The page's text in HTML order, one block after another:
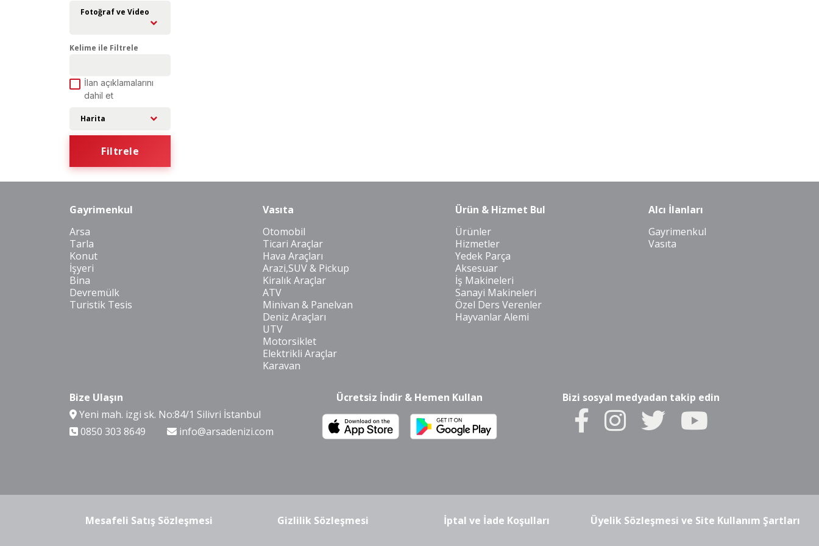
Fotoğraf ve Video
Kelime ile Filtrele
İlan açıklamalarını
dahil et
Harita
Filtrele
Gayrimenkul
Arsa
Tarla
Konut
İşyeri
Bina
Devremülk
Turistik Tesis
Vasıta
Otomobil
Ticari Araçlar
Hava Araçları
Arazi,SUV & Pickup
Kiralık Araçlar
ATV
Minivan & Panelvan
Deniz Araçları
UTV
Motorsiklet
Elektrikli Araçlar
Karavan
Ürün & Hizmet Bul
Ürünler
Hizmetler
Yedek Parça
Aksesuar
İş Makineleri
Sanayi Makineleri
Özel Ders Verenler
Hayvanlar Alemi
Alcı İlanları
Gayrimenkul
Vasıta
Bize Ulaşın
Yeni mah. izgi sk. No:84/1 Silivri İstanbul
0850 303 8649
info@arsadenizi.com
Ücretsiz İndir & Hemen Kullan Bizi sosyal medyadan takip edin
Mesafeli Satış Sözleşmesi Gizlilik Sözleşmesi İptal ve İade Koşulları Üyelik Sözleşmesi ve Site Kullanım Şartları